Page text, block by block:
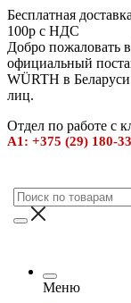
Бесплатная
100р с НДС
Добро пожаловать
официальный
WÜRTH в
лиц.
Отдел по работе с
А1: +375 (29) 180-
Меню